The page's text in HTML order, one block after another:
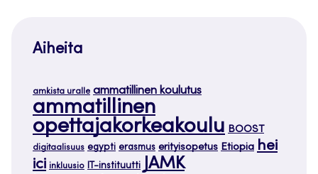
Aiheita
amkista uralle ammatillinen koulutus
ammatillinen
opettajakorkeakoulu BOOST
digitaalisuus egypti erasmus erityisopetus Etiopia hei
ici inkluusio IT-instituutti JAMK